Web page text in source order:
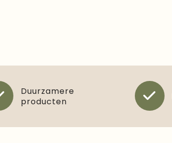
Duurzamere
producten